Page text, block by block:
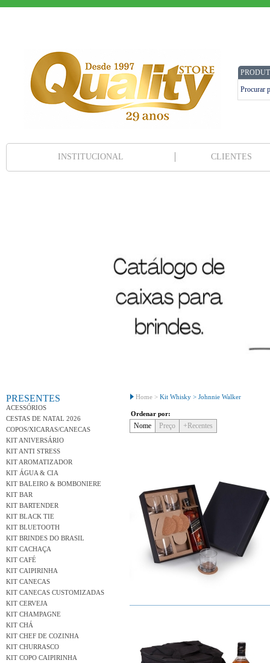
INSTITUCIONAL CLIENTES
PRESENTES
ACESSÓRIOS
CESTAS DE NATAL 2026
COPOS/XICARAS/CANECAS
KIT ANIVERSÁRIO
KIT ANTI STRESS
KIT AROMATIZADOR
KIT ÁGUA & CIA
KIT BALEIRO & BOMBONIERE
KIT BAR
KIT BARTENDER
KIT BLACK TIE
KIT BLUETOOTH
KIT BRINDES DO BRASIL
KIT CACHAÇA
KIT CAFÉ
KIT CAIPIRINHA
KIT CANECAS
KIT CANECAS CUSTOMIZADAS
KIT CERVEJA
KIT CHAMPAGNE
KIT CHÁ
KIT CHEF DE COZINHA
KIT CHURRASCO
KIT COPO CAIPIRINHA
Home > Kit Whisky > Johnnie Walker
Ordenar por:
Nome Preço +Recentes